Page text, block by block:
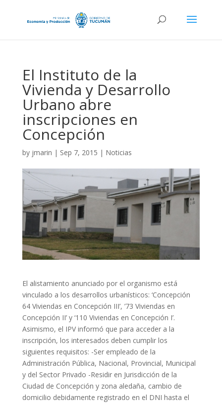
El Instituto de la
Vivienda y Desarrollo
Urbano abre
inscripciones en
Concepción
by jmarin | Sep 7, 2015 | Noticias
El alistamiento anunciado por el organismo está
vinculado a los desarrollos urbanísticos: ‘Concepción
64 Viviendas en Concepción III’, ’73 Viviendas en
Concepción II’ y ‘110 Viviendas en Concepción I’.
Asimismo, el IPV informó que para acceder a la
inscripción, los interesados deben cumplir los
siguientes requisitos: -Ser empleado de la
Administración Pública, Nacional, Provincial, Municipal
y del Sector Privado -Residir en Jurisdicción de la
Ciudad de Concepción y zona aledaña, cambio de
domicilio debidamente registrado en el DNI hasta el